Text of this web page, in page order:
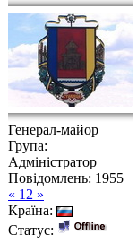
Генерал-майор
Група:
Адміністратор
Повідомлень: 1955
« 12 »
Країна:
Статус: